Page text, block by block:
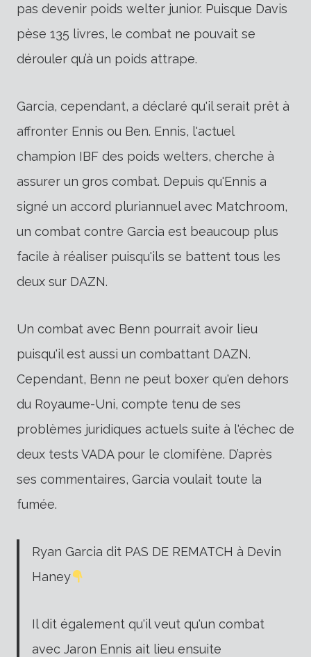
pas devenir poids welter junior. Puisque Davis
pèse 135 livres, le combat ne pouvait se
dérouler qu’à un poids attrape.
Garcia, cependant, a déclaré qu'il serait prêt à
affronter Ennis ou Ben. Ennis, l'actuel
champion IBF des poids welters, cherche à
assurer un gros combat. Depuis qu'Ennis a
signé un accord pluriannuel avec Matchroom,
un combat contre Garcia est beaucoup plus
facile à réaliser puisqu'ils se battent tous les
deux sur DAZN.
Un combat avec Benn pourrait avoir lieu
puisqu'il est aussi un combattant DAZN.
Cependant, Benn ne peut boxer qu'en dehors
du Royaume-Uni, compte tenu de ses
problèmes juridiques actuels suite à l'échec de
deux tests VADA pour le clomifène. D’après
ses commentaires, Garcia voulait toute la
fumée.
Ryan Garcia dit PAS DE REMATCH à Devin
Haney
Il dit également qu'il veut qu'un combat
avec Jaron Ennis ait lieu ensuite